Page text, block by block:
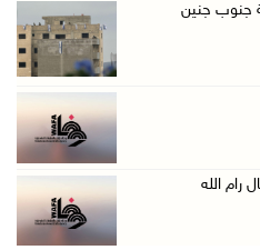
حادث سير قرب ج ...
رام الله
عند مدخل قرية ...
جنوب جنين
الله